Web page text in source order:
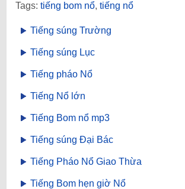
Tags: tiếng bom nổ, tiếng nổ
Tiếng súng Trường
Tiếng súng Lục
Tiếng pháo Nổ
Tiếng Nổ lớn
Tiếng Bom nổ mp3
Tiếng súng Đại Bác
Tiếng Pháo Nổ Giao Thừa
Tiếng Bom hẹn giờ Nổ